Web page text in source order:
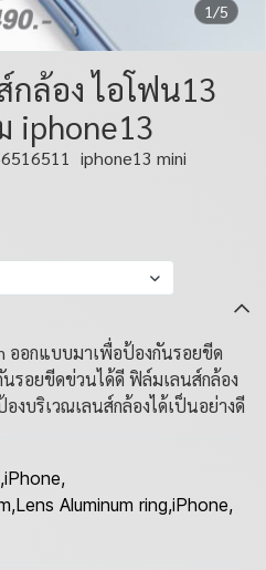
1/5
กล้อง ไอโฟน13
iphone13
iphone13 mini
ออกแบบมาเพื่อป้องกันรอยขีด
รอยขีดข่วนได้ดี ฟิล์มเลนส์กล้อง
งบริเวณเลนส์กล้องได้เป็นอย่างดี
,iPhone,
,Lens Aluminum ring,iPhone,